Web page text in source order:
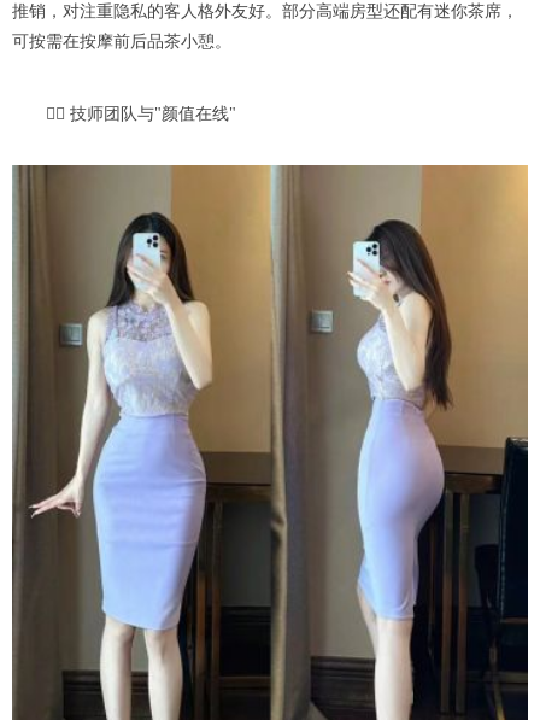
推销，对注重隐私的客人格外友好。部分高端房型还配有迷你茶席，
可按需在按摩前后品茶小憩。
👩‍⚕️ 技师团队与"颜值在线"